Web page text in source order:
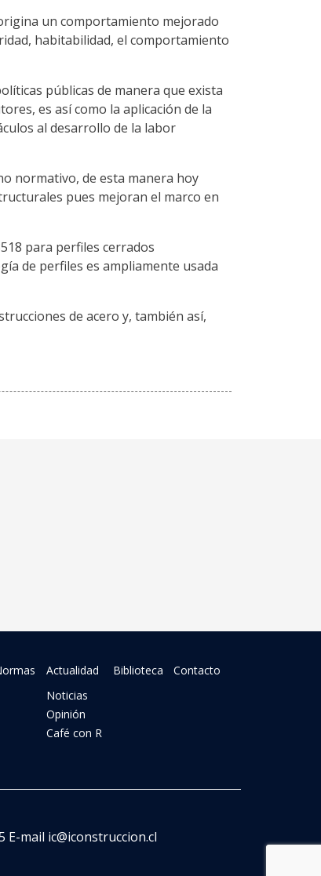
un comportamiento mejorado
habitabilidad, el comportamiento
públicas de manera que exista
es así como la aplicación de la
al desarrollo de la labor
normativo, de esta manera hoy
pues mejoran el marco en
para perfiles cerrados
de perfiles es ampliamente usada
de acero y, también así,
Actualidad
Noticias
Opinión
Café con R
Biblioteca Contacto
E-mail ic@iconstruccion.cl